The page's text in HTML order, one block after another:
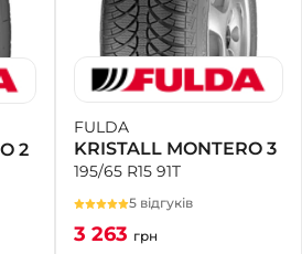
2
FULDA
KRISTALL MONTERO 3
195/65 R15 91T
5 відгуків
3 263 грн